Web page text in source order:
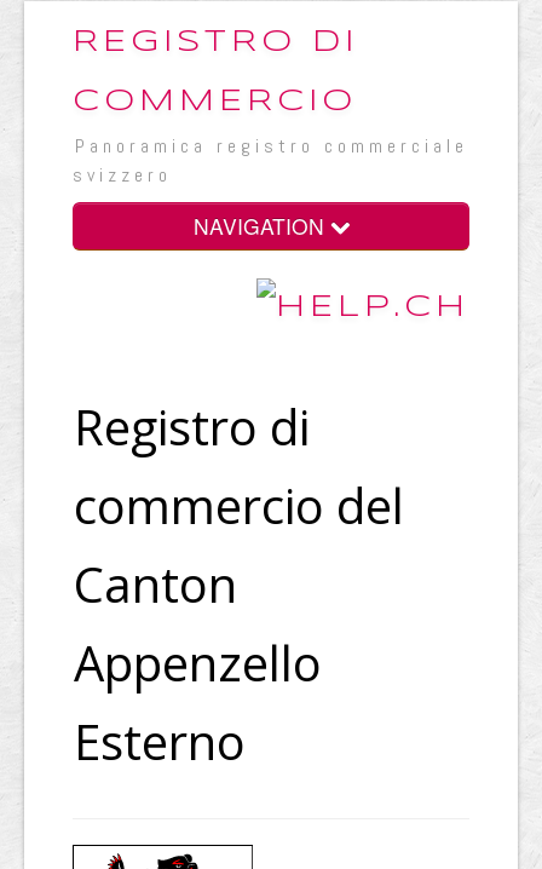
REGISTRO DI
COMMERCIO
Panoramica registro commerciale
svizzero
NAVIGATION
Registro di
commercio del
Canton
Appenzello
Esterno